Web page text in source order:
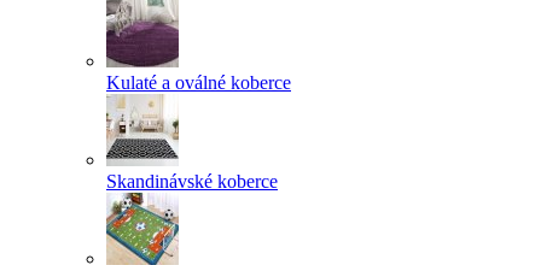
Kulaté a oválné koberce
Skandinávské koberce